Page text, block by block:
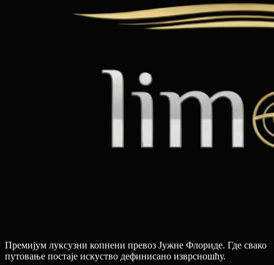
Премијум луксузни копнени превоз Јужне Флориде. Где свако
путовање постаје искуство дефинисано изврсношћу.